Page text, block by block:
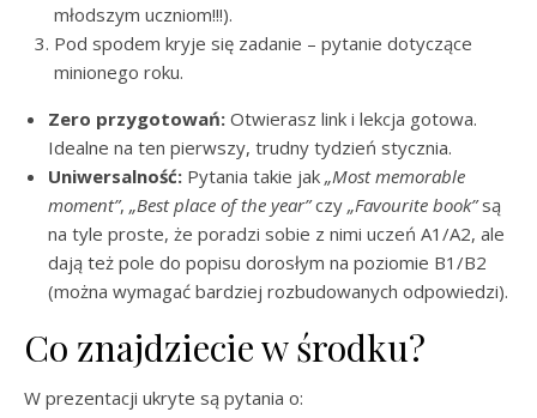
młodszym uczniom!!!).
Pod spodem kryje się zadanie – pytanie dotyczące
minionego roku.
Zero przygotowań: Otwierasz link i lekcja gotowa.
Idealne na ten pierwszy, trudny tydzień stycznia.
Uniwersalność: Pytania takie jak „Most memorable
moment”, „Best place of the year”czy „Favourite book”są
na tyle proste, że poradzi sobie z nimi uczeń A1/A2, ale
dają też pole do popisu dorosłym na poziomie B1/B2
(można wymagać bardziej rozbudowanych odpowiedzi).
Co znajdziecie w środku?
W prezentacji ukryte są pytania o: